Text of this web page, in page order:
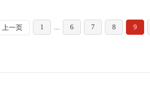
上一页 1 ... 6 7 8 9